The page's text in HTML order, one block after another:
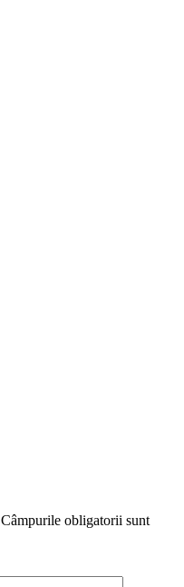
Câmpurile obligatorii sunt